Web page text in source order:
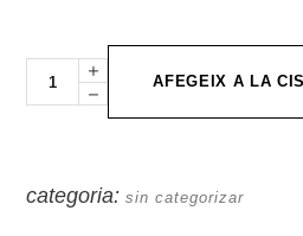
Quantity AFEGEIX A LA
categoria:sin categorizar